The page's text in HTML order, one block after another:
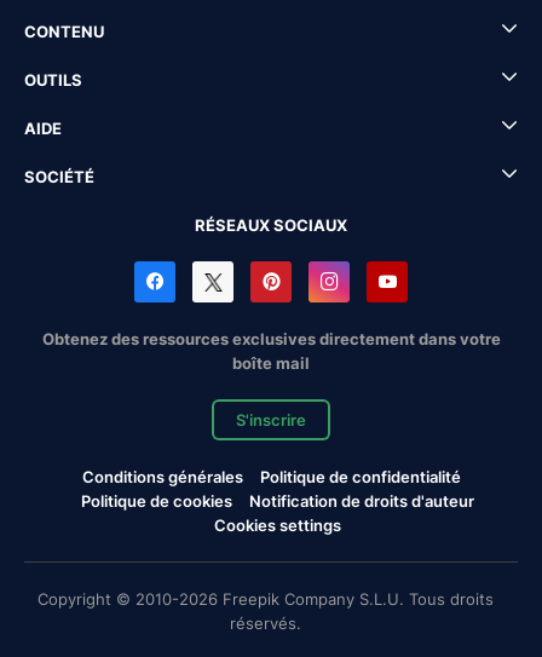
CONTENU
OUTILS
AIDE
SOCIÉTÉ
RÉSEAUX SOCIAUX
Obtenez des ressources exclusives directement dans votre
boîte mail
S'inscrire
Conditions générales
Politique de confidentialité
Politique de cookies
Notification de droits d'auteur
Cookies settings
Copyright © 2010-2026 Freepik Company S.L.U. Tous droits
réservés.